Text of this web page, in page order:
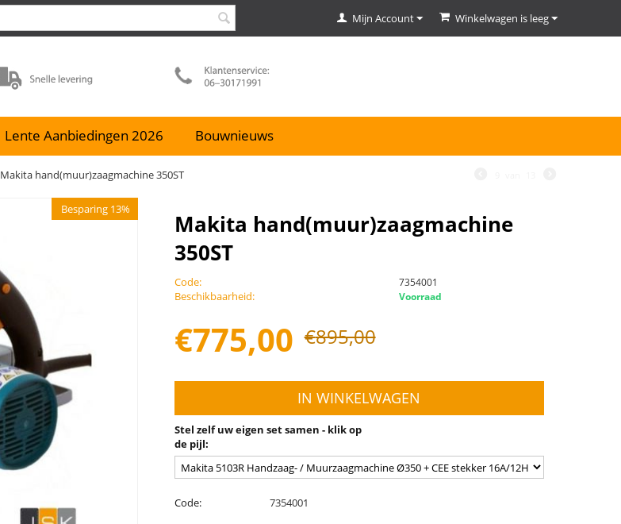
Winkelwagen is leeg
Mijn Account
Lente Aanbiedingen 2026 Bouwnieuws
Makita hand(muur)zaagmachine 350ST
Besparing 13%
Makita hand(muur)zaagmachine
350ST
Code: 7354001
Beschikbaarheid: Voorraad
€775,00 €895,00
IN WINKELWAGEN
Stel zelf uw eigen set samen - klik op
de pijl:
Code: 7354001